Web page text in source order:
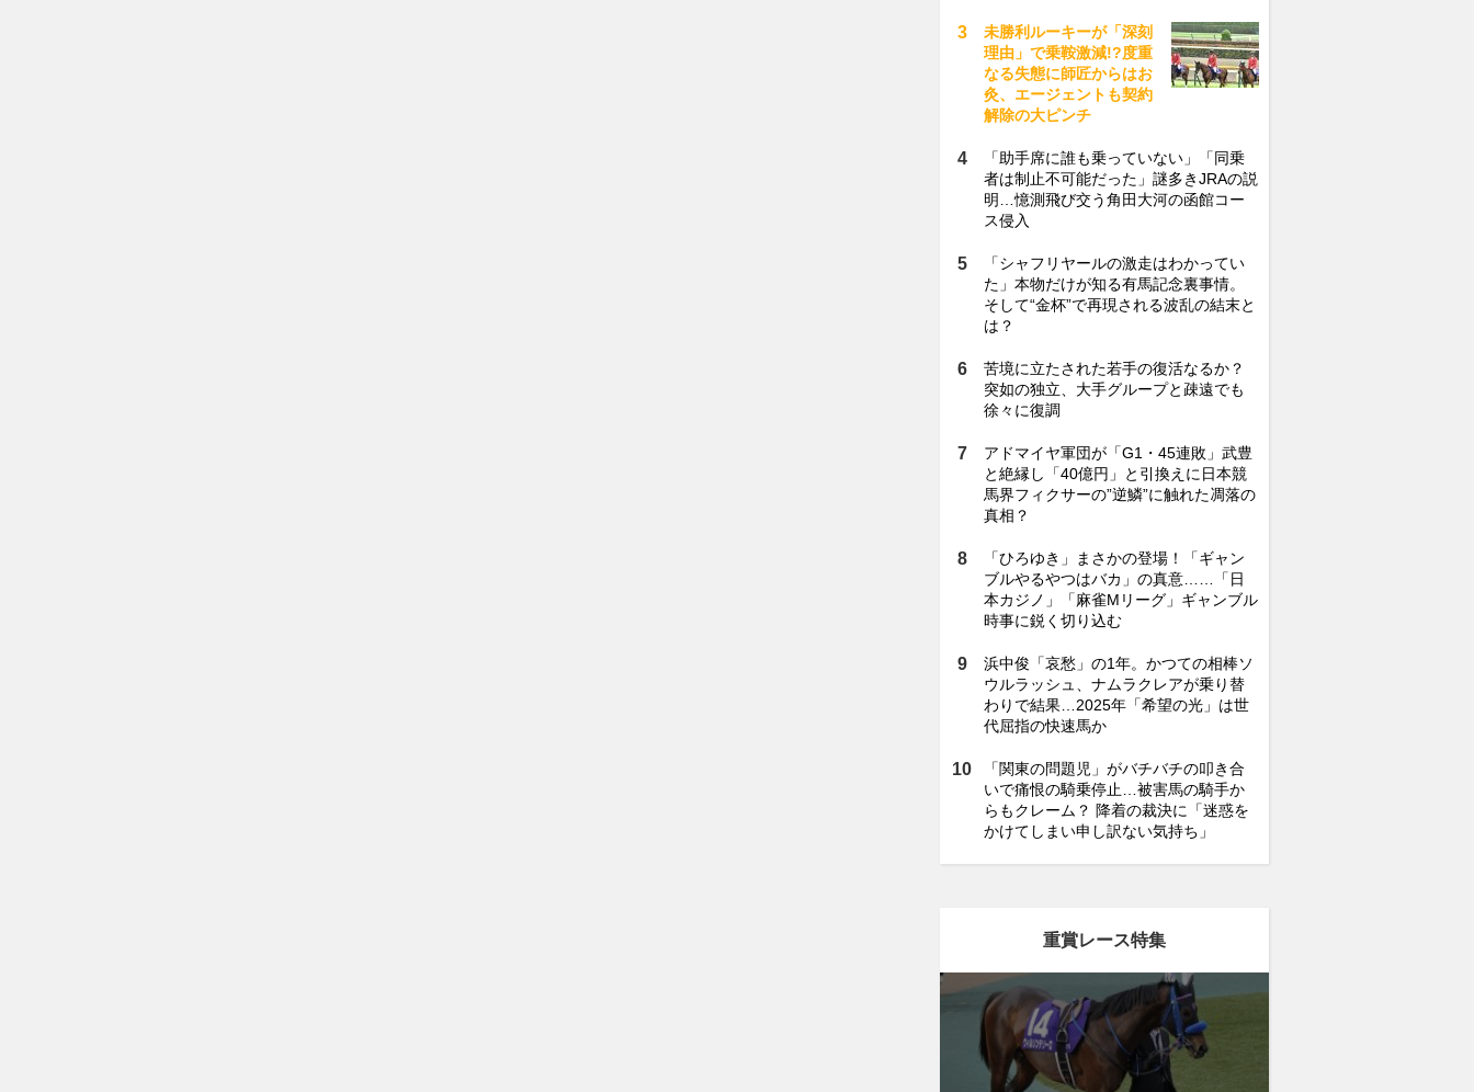
未勝利ルーキーが「深刻
理由」で乗鞍激減!?度重
なる失態に師匠からはお
灸、エージェントも契約
解除の大ピンチ
「助手席に誰も乗っていない」「同乗
者は制止不可能だった」謎多きJRAの説
明…憶測飛び交う角田大河の函館コー
ス侵入
「シャフリヤールの激走はわかってい
た」本物だけが知る有馬記念裏事情。
そして“金杯”で再現される波乱の結末と
は？
苦境に立たされた若手の復活なるか？
突如の独立、大手グループと疎遠でも
徐々に復調
アドマイヤ軍団が「G1・45連敗」武豊
と絶縁し「40億円」と引換えに日本競
馬界フィクサーの”逆鱗”に触れた凋落の
真相？
「ひろゆき」まさかの登場！「ギャン
ブルやるやつはバカ」の真意……「日
本カジノ」「麻雀Mリーグ」ギャンブル
時事に鋭く切り込む
浜中俊「哀愁」の1年。かつての相棒ソ
ウルラッシュ、ナムラクレアが乗り替
わりで結果…2025年「希望の光」は世
代屈指の快速馬か
「関東の問題児」がバチバチの叩き合
いで痛恨の騎乗停止…被害馬の騎手か
らもクレーム？ 降着の裁決に「迷惑を
かけてしまい申し訳ない気持ち」
重賞レース特集